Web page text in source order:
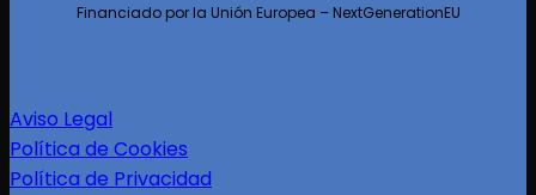
Financiado por la Unión Europea – NextGenerationEU
Aviso Legal
Política de Cookies
Política de Privacidad